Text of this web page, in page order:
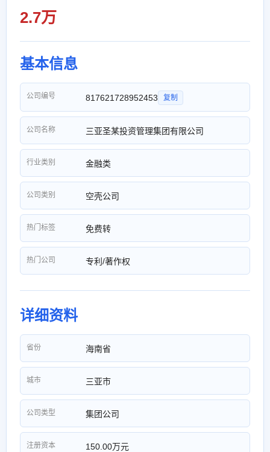
2.7万
基本信息
公司编号 817621728952453 复制
公司名称 三亚圣某投资管理集团有限公司
行业类别 金融类
公司类别 空壳公司
热门标签 免费转
热门公司 专利/著作权
详细资料
省份 海南省
城市 三亚市
公司类型 集团公司
注册资本 150.00万元